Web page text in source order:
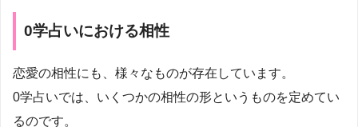
0学占いにおける相性
恋愛の相性にも、様々なものが存在しています。
0学占いでは、いくつかの相性の形というものを定めてい
るのです。